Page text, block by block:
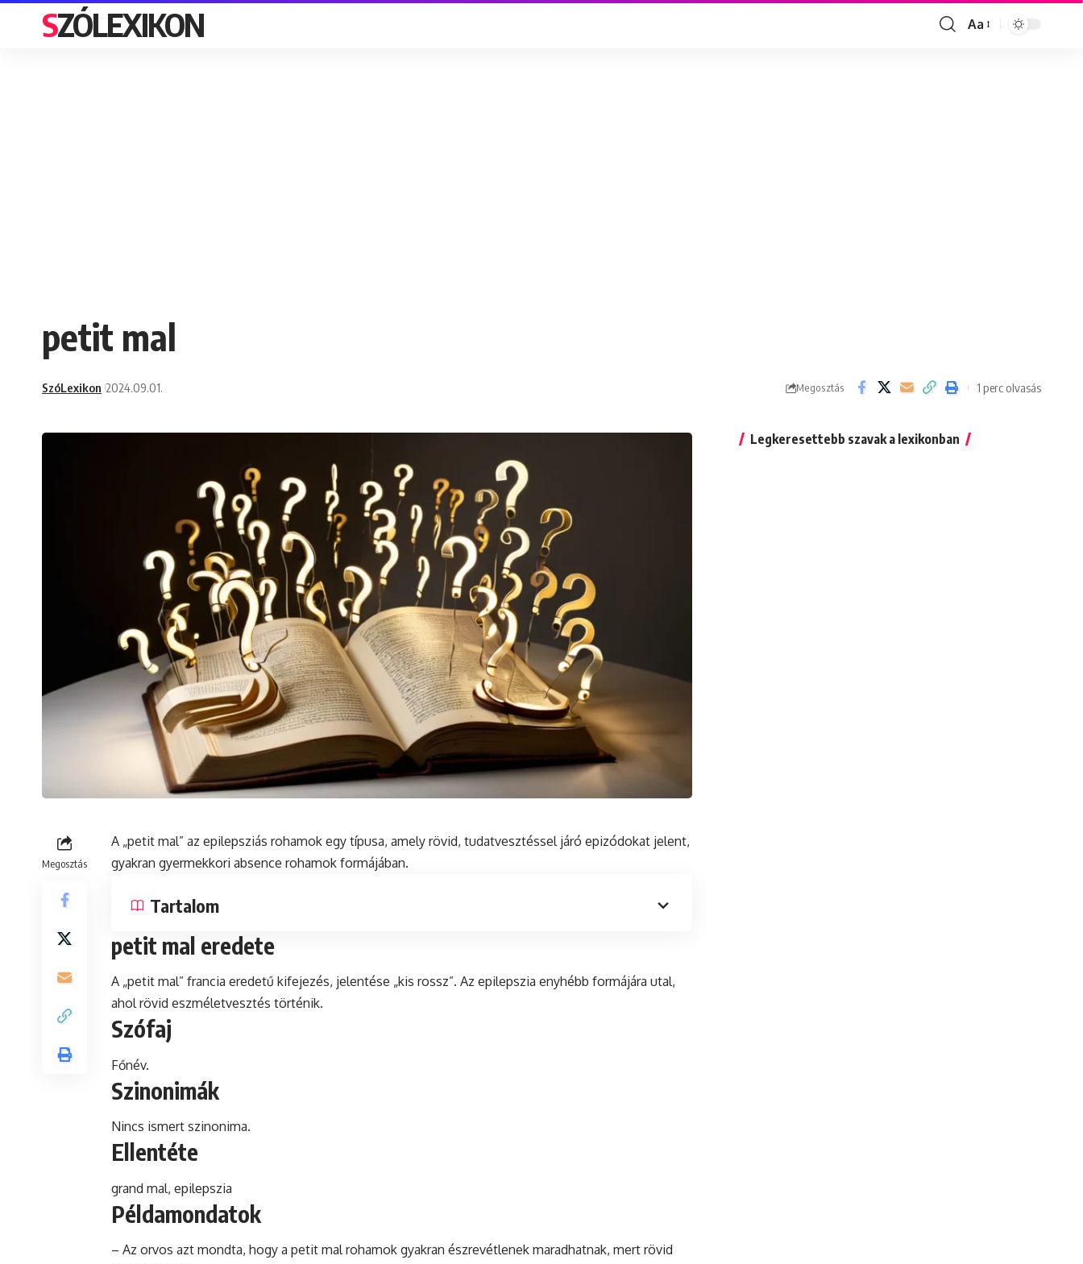
SZÓLEXIKON
Font
Aa
petit mal
SzóLexikon 2024.09.01. Megosztás 1 perc olvasás
Megosztás
A „petit mal” az epilepsziás rohamok egy típusa, amely rövid, tudatvesztéssel járó epizódokat jelent,
gyakran gyermekkori absence rohamok formájában.
Tartalom
petit mal eredete
A „petit mal” francia eredetű kifejezés, jelentése „kis rossz”. Az epilepszia enyhébb formájára utal,
ahol rövid eszméletvesztés történik.
Szófaj
Főnév.
Szinonimák
Nincs ismert szinonima.
Ellentéte
grand mal, epilepszia
Példamondatok
– Az orvos azt mondta, hogy a petit mal rohamok gyakran észrevétlenek maradhatnak, mert rövid
Legkeresettebb szavak a lexikonban